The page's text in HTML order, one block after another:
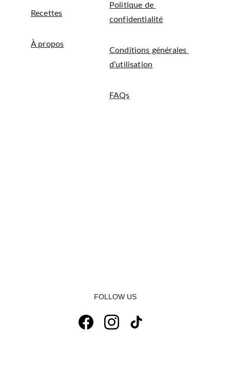
FOLLOW US
Politique de
confidentialité
Conditions générales
d’utilisation
FAQs
Recettes
À propos